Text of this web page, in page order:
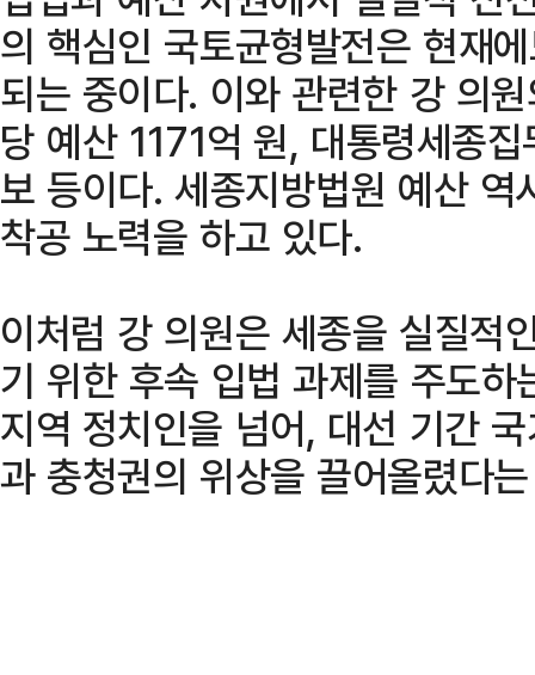
의 핵심인 국토균형발전은 현재
되는 중이다. 이와 관련한 강 의
당 예산 1171억 원, 대통령세종
보 등이다. 세종지방법원 예산
착공 노력을 하고 있다.
이처럼 강 의원은 세종을 실질적
기 위한 후속 입법 과제를 주도
지역 정치인을 넘어, 대선 기간
과 충청권의 위상을 끌어올렸다